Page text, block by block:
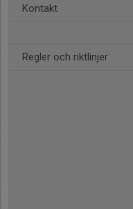
Kontakt
Regler och riktlinjer